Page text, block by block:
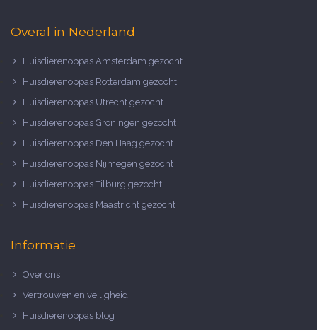
Overal in Nederland
Huisdierenoppas Amsterdam gezocht
Huisdierenoppas Rotterdam gezocht
Huisdierenoppas Utrecht gezocht
Huisdierenoppas Groningen gezocht
Huisdierenoppas Den Haag gezocht
Huisdierenoppas Nijmegen gezocht
Huisdierenoppas Tilburg gezocht
Huisdierenoppas Maastricht gezocht
Informatie
Over ons
Vertrouwen en veiligheid
Huisdierenoppas blog